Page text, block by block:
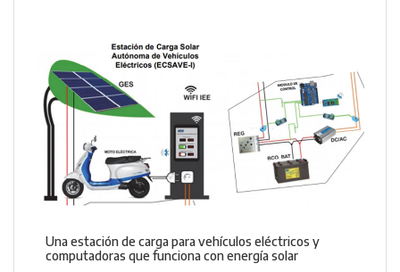
Una estación de carga para vehículos eléctricos y
computadoras que funciona con energía solar